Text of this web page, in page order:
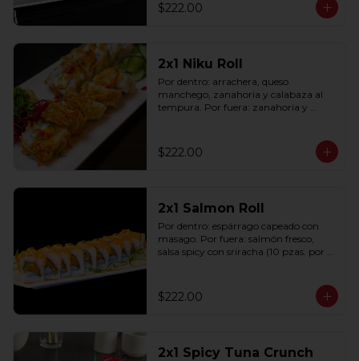
$222.00
2x1 Niku Roll
Por dentro: arrachera, queso
manchego, zanahoria y calabaza al
tempura. Por fuera: zanahoria y
$222.00
2x1 Salmon Roll
Por dentro: espárrago capeado con
masago. Por fuera: salmón fresco,
salsa spicy con sriracha (10 pzas. por
$222.00
2x1 Spicy Tuna Crunch